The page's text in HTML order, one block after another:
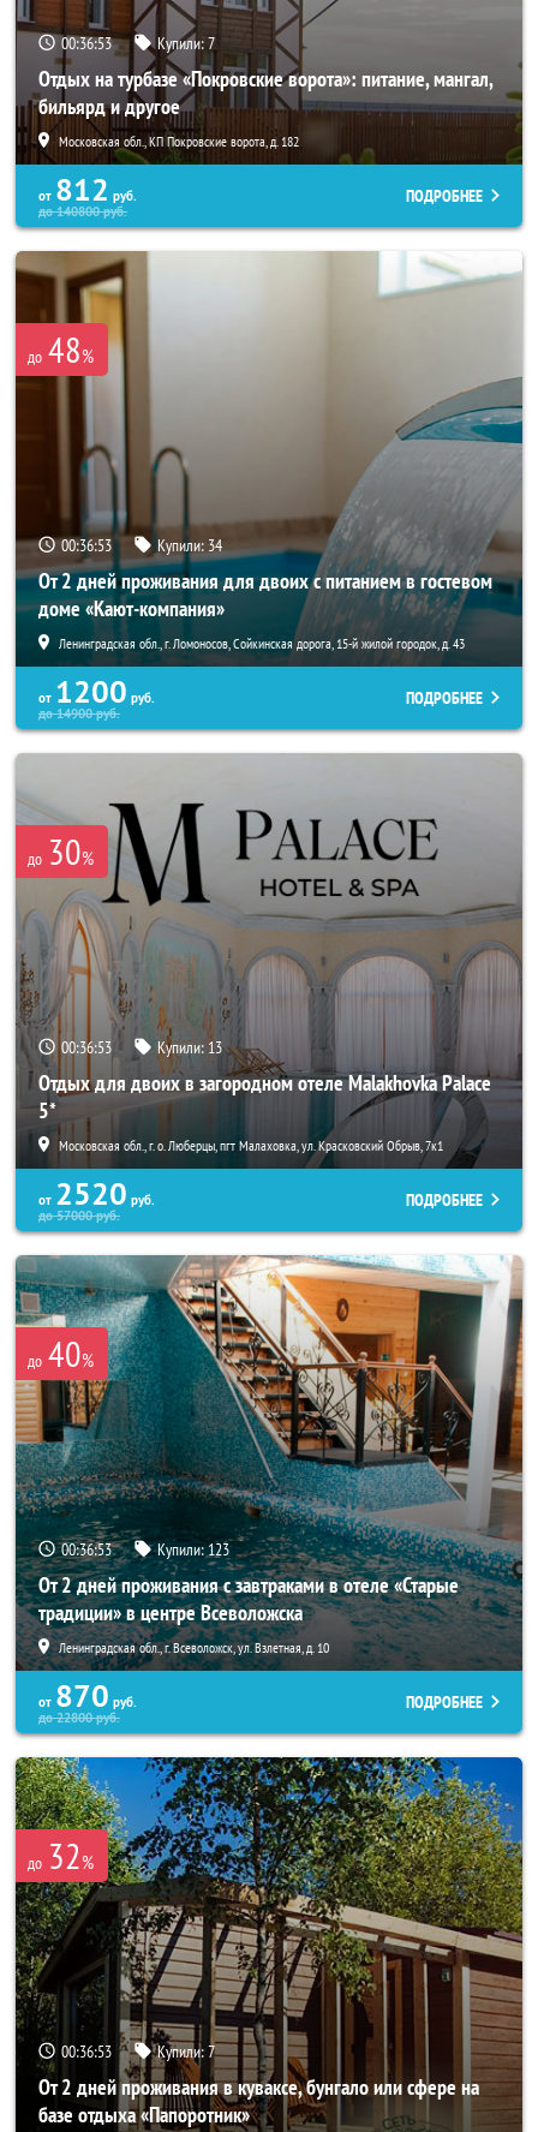
00:36:52 Купили:7
Отдых на турбазе «Покровские ворота»: питание, мангал,
бильярд и другое
Московская обл., КП Покровские ворота, д. 182
от 812 руб.
до140800руб.
ПОДРОБНЕЕ
до 48%
00:36:52 Купили: 34
От 2 дней проживания для двоих с питанием в гостевом
доме «Кают-компания»
Ленинградская обл., г. Ломоносов, Сойкинская дорога, 15-й жилой городок, д. 43
от 1200 руб.
до14900руб.
ПОДРОБНЕЕ
до 30%
00:36:52 Купили: 13
Отдых для двоих в загородном отеле Malakhovka Palace
5*
Московская обл., г. о. Люберцы, пгт Малаховка, ул. Красковский Обрыв, 7к1
от 2520 руб.
до57000руб.
ПОДРОБНЕЕ
до 40%
00:36:52 Купили:123
От 2 дней проживания с завтраками в отеле «Старые
традиции» в центре Всеволожска
Ленинградская обл., г. Всеволожск, ул. Взлетная, д. 10
от 870 руб.
до22800руб.
ПОДРОБНЕЕ
до 32%
00:36:52 Купили:7
От 2 дней проживания в куваксе, бунгало или сфере на
базе отдыха «Папоротник»